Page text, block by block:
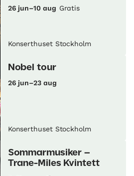
26 jun–10 aug Gratis
Konserthuset Stockholm
Nobel tour
26 jun–23 aug
Konserthuset Stockholm
Sommarmusiker –
Trane-Miles Kvintett